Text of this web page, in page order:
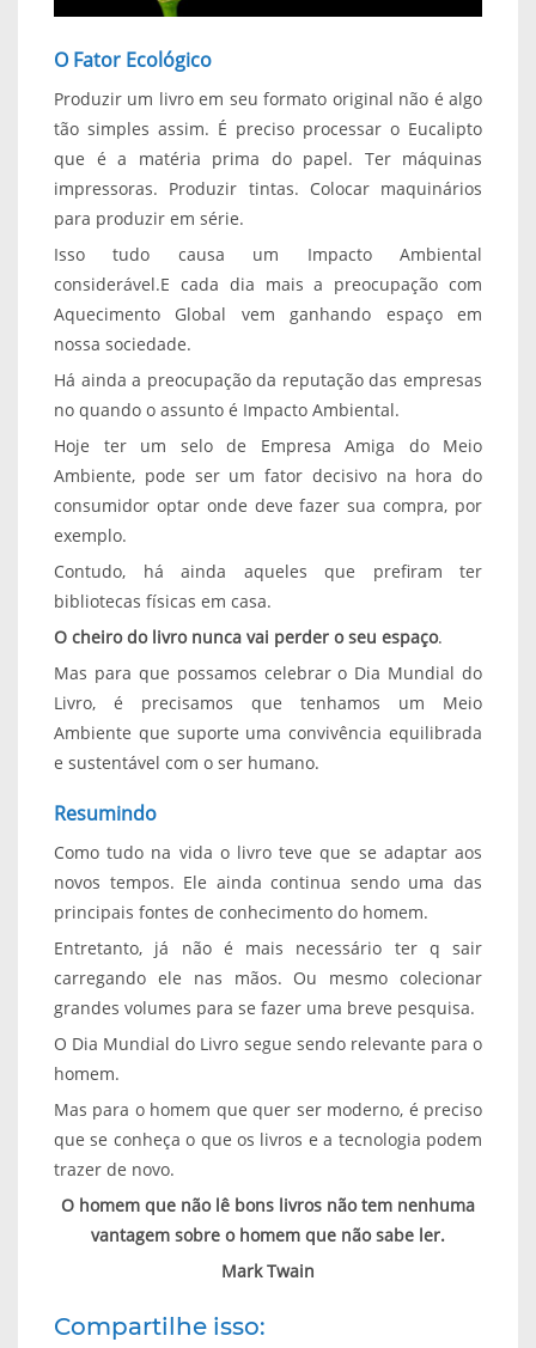
O Fator Ecológico
Produzir um livro em seu formato original não é algo
tão simples assim. É preciso processar o Eucalipto
que é a matéria prima do papel. Ter máquinas
impressoras. Produzir tintas. Colocar maquinários
para produzir em série.
Isso tudo causa um Impacto Ambiental
considerável.E cada dia mais a preocupação com
Aquecimento Global vem ganhando espaço em
nossa sociedade.
Há ainda a preocupação da reputação das empresas
no quando o assunto é Impacto Ambiental.
Hoje ter um selo de Empresa Amiga do Meio
Ambiente, pode ser um fator decisivo na hora do
consumidor optar onde deve fazer sua compra, por
exemplo.
Contudo, há ainda aqueles que prefiram ter
bibliotecas físicas em casa.
O cheiro do livro nunca vai perder o seu espaço.
Mas para que possamos celebrar o Dia Mundial do
Livro, é precisamos que tenhamos um Meio
Ambiente que suporte uma convivência equilibrada
e sustentável com o ser humano.
Resumindo
Como tudo na vida o livro teve que se adaptar aos
novos tempos. Ele ainda continua sendo uma das
principais fontes de conhecimento do homem.
Entretanto, já não é mais necessário ter q sair
carregando ele nas mãos. Ou mesmo colecionar
grandes volumes para se fazer uma breve pesquisa.
O Dia Mundial do Livro segue sendo relevante para o
homem.
Mas para o homem que quer ser moderno, é preciso
que se conheça o que os livros e a tecnologia podem
trazer de novo.
O homem que não lê bons livros não tem nenhuma
vantagem sobre o homem que não sabe ler.
Mark Twain
Compartilhe isso: